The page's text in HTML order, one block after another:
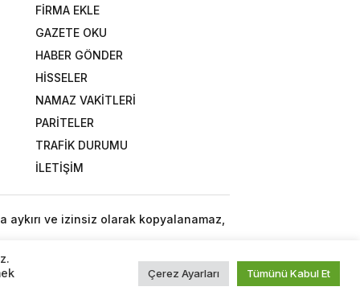
FİRMA EKLE
GAZETE OKU
HABER GÖNDER
HİSSELER
NAMAZ VAKİTLERİ
PARİTELER
TRAFİK DURUMU
İLETİŞİM
ve izinsiz olarak kopyalanamaz,
Çerez Ayarları Tümünü Kabul Et